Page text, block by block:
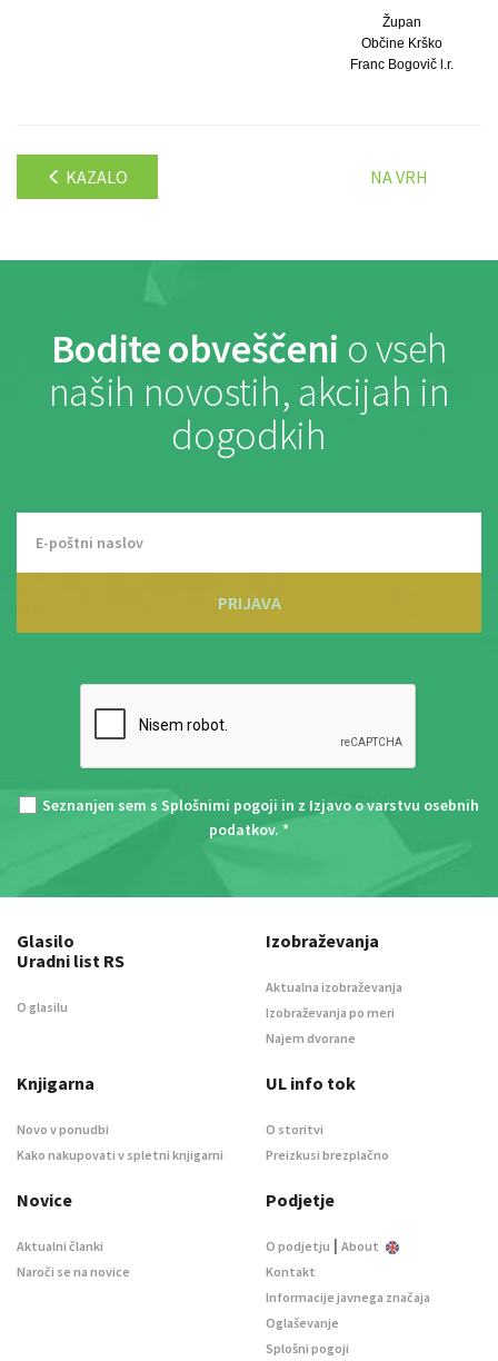
Župan
Občine Krško
Franc Bogovič l.r.
KAZALO NA VRH
Bodite obveščeni o vseh
naših novostih, akcijah in
dogodkih
PRIJAVA
Seznanjen sem s Splošnimi pogoji in z Izjavo o varstvu osebnih
podatkov. *
Glasilo
Uradni list RS
O glasilu
Izobraževanja
Aktualna izobraževanja
Izobraževanja po meri
Najem dvorane
Knjigarna
Novo v ponudbi
Kako nakupovati v spletni knjigarni
UL info tok
O storitvi
Preizkusi brezplačno
Novice
Aktualni članki
Naroči se na novice
Podjetje
O podjetju | About
Kontakt
Informacije javnega značaja
Oglaševanje
Splošni pogoji